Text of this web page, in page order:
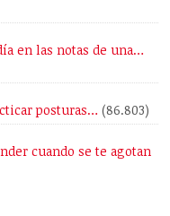
en las notas de una…
posturas… (86.803)
cuando se te agotan